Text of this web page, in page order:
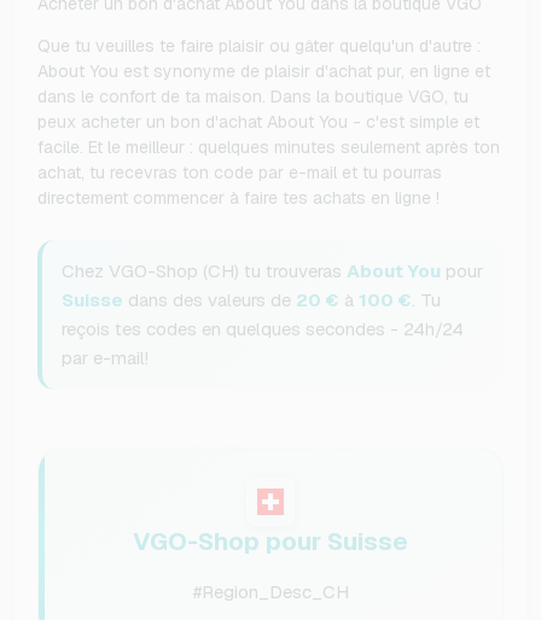
Que tu veuilles te faire plaisir ou gâter quelqu'un d'autre :
About You est synonyme de plaisir d'achat pur, en ligne et
dans le confort de ta maison. Dans la boutique VGO, tu
peux acheter un bon d'achat About You - c'est simple et
facile. Et le meilleur : quelques minutes seulement après ton
achat, tu recevras ton code par e-mail et tu pourras
directement commencer à faire tes achats en ligne !
Chez VGO-Shop (CH) tu trouveras About You pour
Suisse dans des valeurs de 20 € à 100 €. Tu
reçois tes codes en quelques secondes - 24h/24
par e-mail!
VGO-Shop pour Suisse
#Region_Desc_CH